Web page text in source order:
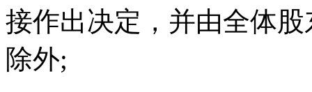
接作出决定，并由全体
除外;